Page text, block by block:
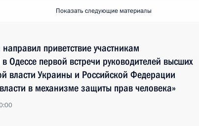
Показать следующие материалы
приветствие участникам
Одессе первой встречи руководителей высших
власти Украины и Российской Федерации
в механизме защиты прав человека»